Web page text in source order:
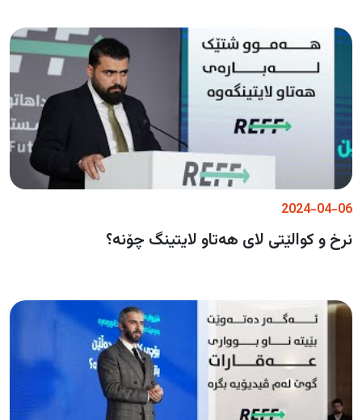
2024-04-06
نرخ و کوالێتی لای هەتاو لایتینگ چۆنە؟